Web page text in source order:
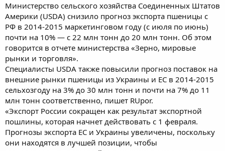
Министерство сельского хозяйства Соединенных Штатов
Америки (USDA) снизило прогноз экспорта пшеницы с
РФ в 2014-2015 маркетинговом году (с июля по июнь)
почти на 10% — с 22 млн тонн до 20 млн тонн. Об этом
говорится в отчете министерства «Зерно, мировые
рынки и торговля».
Специалисты USDA также повысили прогноз поставок на
внешние рынки пшеницы из Украины и ЕС в 2014-2015
сельхозгоду на 3% до 30 млн тонн и почти на 7% до 11
млн тонн соответственно, пишет RUpor.
«Экспорт России сокращен как результат экспортной
пошлины, которая начнет действовать с 1 февраля.
Прогнозы экспорта ЕС и Украины увеличены, поскольку
они находятся в лучшей позиции, чтобы